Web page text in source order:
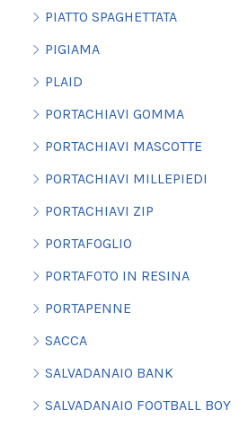
PIATTO SPAGHETTATA
PIGIAMA
PLAID
PORTACHIAVI GOMMA
PORTACHIAVI MASCOTTE
PORTACHIAVI MILLEPIEDI
PORTACHIAVI ZIP
PORTAFOGLIO
PORTAFOTO IN RESINA
PORTAPENNE
SACCA
SALVADANAIO BANK
SALVADANAIO FOOTBALL BOY